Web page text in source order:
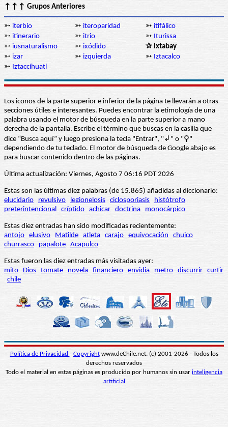
↑↑↑ Grupos Anteriores
➳ iterbio ➳ iteroparidad ➳ itifálico
➳ itinerario ➳ itrio ➳ Iturissa
➳ iusnaturalismo ➳ ixódido
✰ Ixtabay
➳ izar ➳ izquierda ➳ Iztacalco
➳ Iztaccíhuatl
Los iconos de la parte superior e inferior de la página te llevarán a otras
secciones útiles e interesantes. Puedes encontrar la etimología de una
palabra usando el motor de búsqueda en la parte superior a mano
derecha de la pantalla. Escribe el término que buscas en la casilla que
dice “Busca aquí” y luego presiona la tecla "Entrar", "↲" o "⚲"
dependiendo de tu teclado. El motor de búsqueda de Google abajo es
para buscar contenido dentro de las páginas.
Última actualización: Viernes, Agosto 7 06:16 PDT 2026
Estas son las últimas diez palabras (de 15.865) añadidas al diccionario:
elucidario
revulsivo legionelosis ciclosporiasis
histótrofo
preterintencional críptido achicar doctrina monocárpico
Estas diez entradas han sido modificadas recientemente:
antojo elusivo Matilde atleta carajo equivocación
chuico
churrasco
papalote Acapulco
Estas fueron las diez entradas más visitadas ayer:
mito
Dios tomate novela financiero envidia metro discurrir curtir
chile
Política de Privacidad - Copyrightwww.deChile.net. (c) 2001-2026 - Todos los
derechos reservados
Todo el material en estas páginas es producido por humanos sin usar inteligencia
artificial